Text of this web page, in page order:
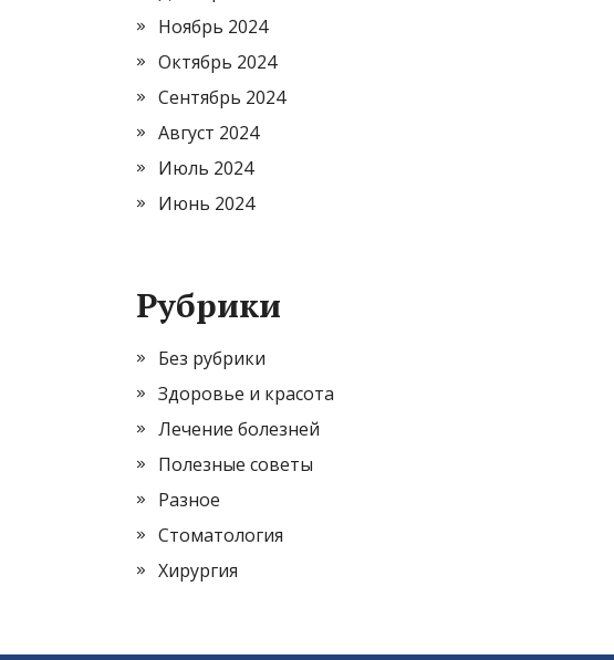
Ноябрь 2024
Октябрь 2024
Сентябрь 2024
Август 2024
Июль 2024
Июнь 2024
Рубрики
Без рубрики
Здоровье и красота
Лечение болезней
Полезные советы
Разное
Стоматология
Хирургия